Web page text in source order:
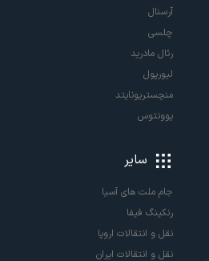
آرسنال
چلسی
رئال مادرید
لیورپول
منچستریونایتد
یوونتوس
سایر
جام ملت های آسیا
رنکینگ فیفا
نقل و انتقالات اروپا
نقل و انتقالات ایران